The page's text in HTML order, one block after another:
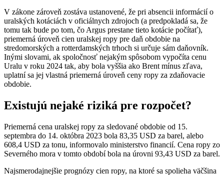
V zákone zároveň zostáva ustanovené, že pri absencii informácií o
uralských kotáciách v oficiálnych zdrojoch (a predpokladá sa, že
tomu tak bude po tom, čo Argus prestane tieto kotácie počítať),
priemerná úroveň cien uralskej ropy pre daň obdobie na
stredomorských a rotterdamských trhoch si určuje sám daňovník.
Inými slovami, ak spoločnosť nejakým spôsobom vypočíta cenu
Uralu v roku 2024 tak, aby bola vyššia ako Brent mínus zľava,
uplatní sa jej vlastná priemerná úroveň ceny ropy za zdaňovacie
obdobie.
Existujú nejaké riziká pre rozpočet?
Priemerná cena uralskej ropy za sledované obdobie od 15.
septembra do 14. októbra 2023 bola 83,35 USD za barel, alebo
608,4 USD za tonu, informovalo ministerstvo financií. Cena ropy zo
Severného mora v tomto období bola na úrovni 93,43 USD za barel.
Najsmerodajnejšie prognózy cien ropy, na ktoré sa spolieha väčšina